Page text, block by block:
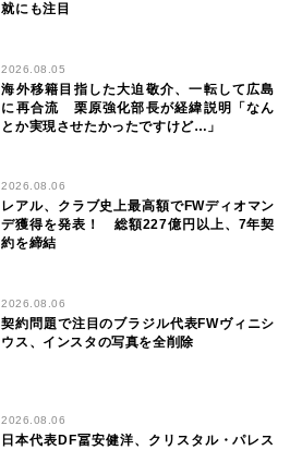
就にも注目
2026.08.05
海外移籍目指した大迫敬介、一転して広島
に再合流 栗原強化部長が経緯説明「なん
とか実現させたかったですけど…」
2026.08.06
レアル、クラブ史上最高額でFWディオマン
デ獲得を発表！ 総額227億円以上、7年契
約を締結
2026.08.06
契約問題で注目のブラジル代表FWヴィニシ
ウス、インスタの写真を全削除
2026.08.06
日本代表DF冨安健洋、クリスタル・パレス